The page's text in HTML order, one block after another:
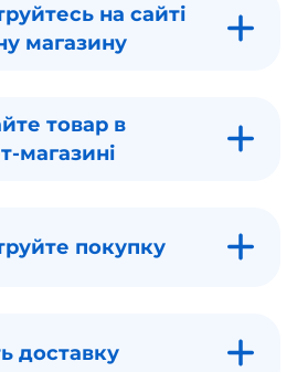
на сайті
магазину
товар в
магазині
покупку
доставку